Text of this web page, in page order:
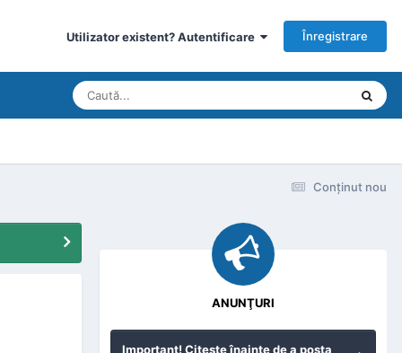
Utilizator existent? Autentificare Înregistrare
Conţinut nou
ANUNŢURI
Important! Citeşte înainte de a posta